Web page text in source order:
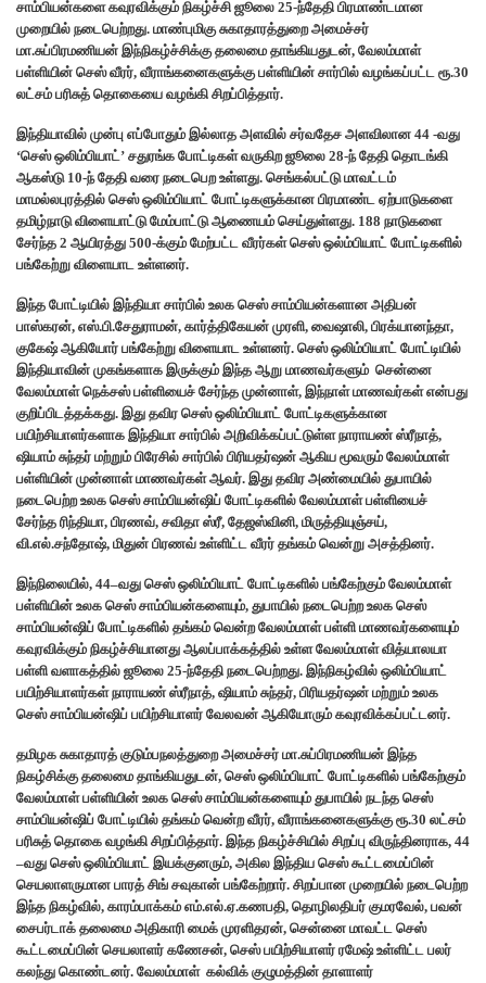
சாம்பியன்களை கவுரவிக்கும் நிகழ்ச்சி ஜூலை 25-ந்தேதி பிரமாண்டமான
முறையில் நடைபெற்றது. மாண்புமிகு சுகாதாரத்துறை அமைச்சர்
மா.சுப்பிரமணியன் இந்நிகழ்ச்சிக்கு தலைமை தாங்கியதுடன், வேலம்மாள்
பள்ளியின் செஸ் வீரர், வீராங்கனைகளுக்கு பள்ளியின் சார்பில் வழங்கப்பட்ட ரூ.30
லட்சம் பரிசுத் தொகையை வழங்கி சிறப்பித்தார்.
இந்தியாவில் முன்பு எப்போதும் இல்லாத அளவில் சர்வதேச அளவிலான 44 -வது
‘செஸ் ஒலிம்பியாட்’ சதுரங்க போட்டிகள் வருகிற ஜூலை 28-ந் தேதி தொடங்கி
ஆகஸ்டு 10-ந் தேதி வரை நடைபெற உள்ளது. செங்கல்பட்டு மாவட்டம்
மாமல்லபுரத்தில் செஸ் ஒலிம்பியாட் போட்டிகளுக்கான பிரமாண்ட ஏற்பாடுகளை
தமிழ்நாடு விளையாட்டு மேம்பாட்டு ஆணையம் செய்துள்ளது. 188 நாடுகளை
சேர்ந்த 2 ஆயிரத்து 500-க்கும் மேற்பட்ட வீரர்கள் செஸ் ஒல்ம்பியாட் போட்டிகளில்
பங்கேற்று விளையாட உள்ளனர்.
இந்த போட்டியில் இந்தியா சார்பில் உலக செஸ் சாம்பியன்களான அதிபன்
பாஸ்கரன், எஸ்.பி.சேதுராமன், கார்த்திகேயன் முரளி, வைஷாலி, பிரக்யானந்தா,
குகேஷ் ஆகியோர் பங்கேற்று விளையாட உள்ளனர். செஸ் ஒலிம்பியாட் போட்டியில்
இந்தியாவின் முகங்களாக இருக்கும் இந்த ஆறு மாணவர்களும் சென்னை
வேலம்மாள் நெக்சஸ் பள்ளியைச் சேர்ந்த முன்னாள், இந்நாள் மாணவர்கள் என்பது
குறிப்பிடத்தக்கது. இது தவிர செஸ் ஒலிம்பியாட் போட்டிகளுக்கான
பயிற்சியாளர்களாக இந்தியா சார்பில் அறிவிக்கப்பட்டுள்ள நாராயண் ஸ்ரீநாத்,
ஷியாம் சுந்தர் மற்றும் பிரேசில் சார்பில் பிரியதர்ஷன் ஆகிய மூவரும் வேலம்மாள்
பள்ளியின் முன்னாள் மாணவர்கள் ஆவர். இது தவிர அண்மையில் துபாயில்
நடைபெற்ற உலக செஸ் சாம்பியன்ஷிப் போட்டிகளில் வேலம்மாள் பள்ளியைச்
சேர்ந்த ரிந்தியா, பிரணவ், சவிதா ஸ்ரீ, தேஜஸ்வினி, மிருத்தியுஞ்சய்,
வி.எல்.சந்தோஷ், மிதுன் பிரணவ் உள்ளிட்ட வீரர் தங்கம் வென்று அசத்தினர்.
இந்நிலையில், 44–வது செஸ் ஒலிம்பியாட் போட்டிகளில் பங்கேற்கும் வேலம்மாள்
பள்ளியின் உலக செஸ் சாம்பியன்களையும், துபாயில் நடைபெற்ற உலக செஸ்
சாம்பியன்ஷிப் போட்டிகளில் தங்கம் வென்ற வேலம்மாள் பள்ளி மாணவர்களையும்
கவுரவிக்கும் நிகழ்ச்சியானது ஆலப்பாக்கத்தில் உள்ள வேலம்மாள் வித்யாலயா
பள்ளி வளாகத்தில் ஜூலை 25-ந்தேதி நடைபெற்றது. இந்நிகழ்வில் ஒலிம்பியாட்
பயிற்சியாளர்கள் நாராயண் ஸ்ரீநாத், ஷியாம் சுந்தர், பிரியதர்ஷன் மற்றும் உலக
செஸ் சாம்பியன்ஷிப் பயிற்சியாளர் வேலவன் ஆகியோரும் கவுரவிக்கப்பட்டனர்.
தமிழக சுகாதாரத் குடும்பநலத்துறை அமைச்சர் மா.சுப்பிரமணியன் இந்த
நிகழ்சிக்கு தலைமை தாங்கியதுடன், செஸ் ஒலிம்பியாட் போட்டிகளில் பங்கேற்கும்
வேலம்மாள் பள்ளியின் உலக செஸ் சாம்பியன்களையும் துபாயில் நடந்த செஸ்
சாம்பியன்ஷிப் போட்டியில் தங்கம் வென்ற வீரர், வீராங்கனைகளுக்கு ரூ.30 லட்சம்
பரிசுத் தொகை வழங்கி சிறப்பித்தார். இந்த நிகழ்ச்சியில் சிறப்பு விருந்தினராக, 44
–வது செஸ் ஒலிம்பியாட் இயக்குனரும், அகில இந்திய செஸ் கூட்டமைப்பின்
செயலாளருமான பாரத் சிங் சவுகான் பங்கேற்றார். சிறப்பான முறையில் நடைபெற்ற
இந்த நிகழ்வில், காரம்பாக்கம் எம்.எல்.ஏ.கணபதி, தொழிலதிபர் குமரவேல், பவன்
சைபர்டாக் தலைமை அதிகாரி மைக் முரளிதரன், சென்னை மாவட்ட செஸ்
கூட்டமைப்பின் செயலாளர் கணேசன், செஸ் பயிற்சியாளர் ரமேஷ் உள்ளிட்ட பலர்
கலந்து கொண்டனர். வேலம்மாள் கல்விக் குழுமத்தின் தாளாளர்